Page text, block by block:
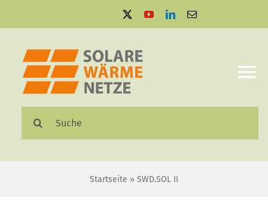
springen
Solare Wärmenetze
nach:
Startseite » SWD.SOL II